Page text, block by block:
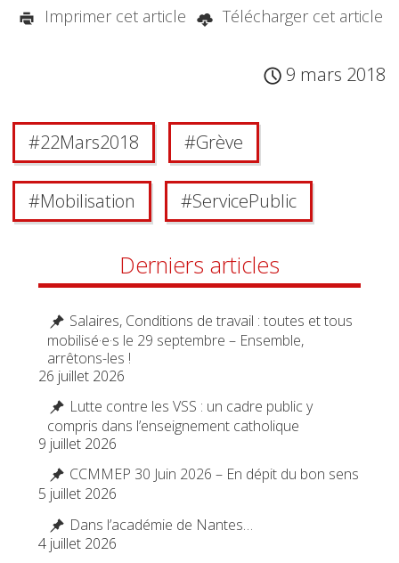
Imprimer cet article Télécharger cet article
9 mars 2018
#22Mars2018 #Grève
#Mobilisation #Service Public
Derniers articles
Salaires, Conditions de travail : toutes et tous
mobilisé·e·s le 29 septembre – Ensemble,
arrêtons-les !
26 juillet 2026
Lutte contre les VSS : un cadre public y
compris dans l’enseignement catholique
9 juillet 2026
CCMMEP 30 Juin 2026 – En dépit du bon sens
5 juillet 2026
Dans l’académie de Nantes…
4 juillet 2026